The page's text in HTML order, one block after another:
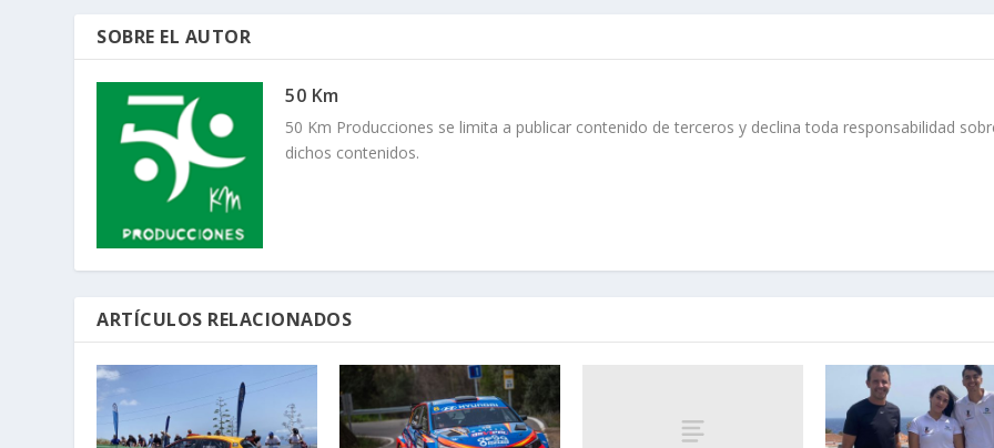
SOBRE EL AUTOR
50 Km
50 Km Producciones se limita a publicar contenido de terceros y declina toda responsabilidad
dichos contenidos.
ARTÍCULOS RELACIONADOS